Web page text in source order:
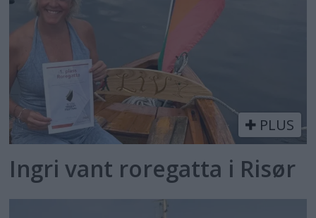
PLUS
Ingri vant roregatta i Risør